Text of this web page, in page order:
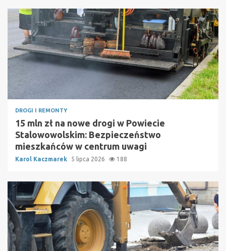
DROGI I REMONTY
15 mln zł na nowe drogi w Powiecie
Stalowowolskim: Bezpieczeństwo
mieszkańców w centrum uwagi
Karol Kaczmarek 5 lipca 2026 188